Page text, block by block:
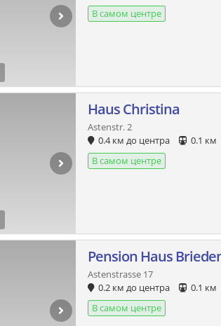
В самом центре
Haus Christina
Astenstr. 2
0.4 км до центра
0.1 км
В самом центре
Pension Haus
Astenstrasse 17
0.2 км до центра
0.1 км
В самом центре